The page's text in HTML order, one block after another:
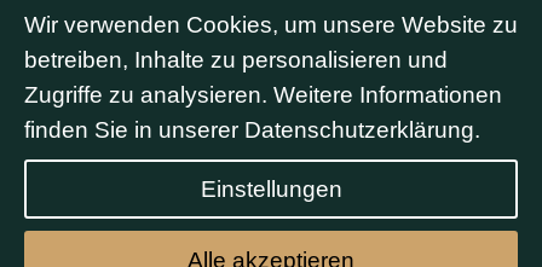
Impressum / Datenschutz
Durch die Nutzung dieser Website oder das Absenden
eines Formulars stimmen Sie der Verwendung von
Cookies sowie Analyse- und Werbe-Tracking
(einschließlich Google Ads) zu. Formulardaten werden
ausschließlich zur Bearbeitung Ihrer Anfrage
verwendet und nicht ohne Ihre Zustimmung
Wir verwenden Cookies, um unsere Website zu
betreiben, Inhalte zu personalisieren und
Zugriffe zu analysieren. Weitere Informationen
finden Sie in unserer Datenschutzerklärung.
Einstellungen
Alle akzeptieren